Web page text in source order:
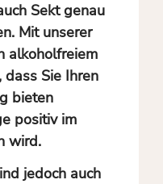
Sekt genau
Mit unserer
alkoholfreiem
Sie Ihren
bieten
positiv im
wird.
jedoch auch